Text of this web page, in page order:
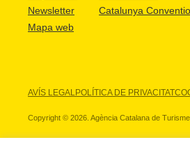
Newsletter
Mapa web
Catalunya
AVÍS LEGALPOLÍTICA DE PRIVACITAT
Copyright © 2026. Agència Catalana de